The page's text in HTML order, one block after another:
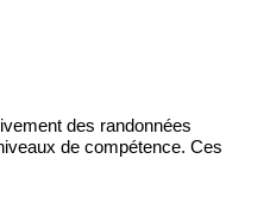
présentes conditions
à jour à tout moment,
nouvelles conditions
les précédentes
des randonnées
de compétence. Ces